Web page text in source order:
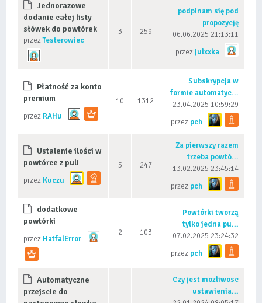
Jednorazowe
dodanie całej listy
słówek do powtórek
przezTesterowiec
3 259
podpinam się pod
propozycję
06.06.2025 21:13:11
przezjulxxka
Płatność za konto
premium
przez RAHu
10 1312
Subskrypcja w
formie automatyc...
23.04.2025 10:59:29
przez pch
Ustalenie ilości w
powtórce z puli
przez Kuczu
5 247
Za pierwszy razem
trzeba powtó...
13.02.2025 23:45:14
przez pch
dodatkowe
powtórki
przez HatfalError
2 103
Powtórki tworzą
tylko jedna pu...
07.02.2025 23:24:32
przez pch
Automatyczne
przejscie do
Czy jest mozliwosc
ustawienia...